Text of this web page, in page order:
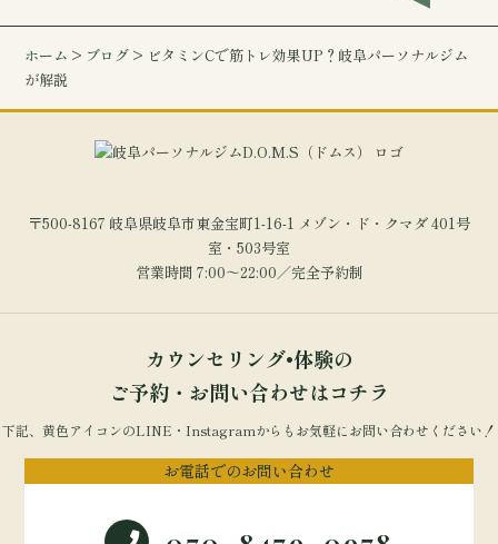
ホーム > ブログ > ビタミンCで筋トレ効果UP？岐阜パーソナルジム
が解説
〒500-8167 岐阜県岐阜市東金宝町1-16-1 メゾン・ド・クマダ 401号
室・503号室
営業時間 7:00～22:00／完全予約制
カウンセリング•体験の
ご予約・お問い合わせはコチラ
下記、黄色アイコンのLINE・Instagramからもお気軽にお問い合わせください！
お電話でのお問い合わせ